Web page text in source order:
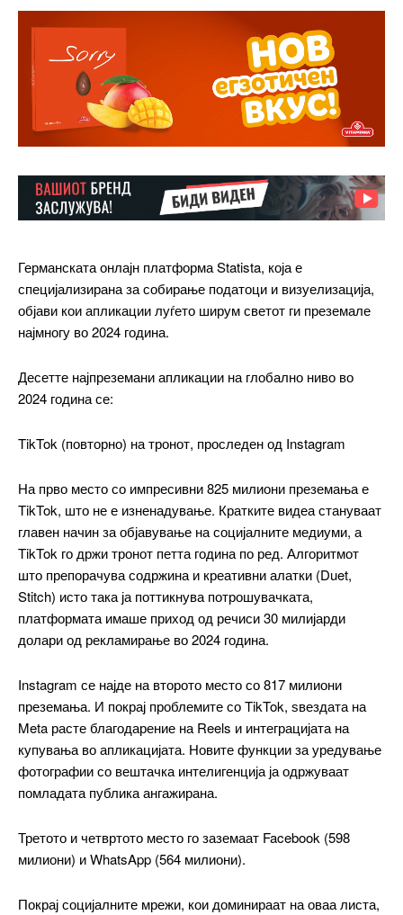
Германската онлајн платформа Statista, која е
специјализирана за собирање податоци и визуелизација,
објави кои апликации луѓето ширум светот ги преземале
најмногу во 2024 година.
Десетте најпреземани апликации на глобално ниво во
2024 година се:
TikTok (повторно) на тронот, проследен од Instagram
На прво место со импресивни 825 милиони преземања е
TikTok, што не е изненадување. Кратките видеа стануваат
главен начин за објавување на социјалните медиуми, а
TikTok го држи тронот петта година по ред. Алгоритмот
што препорачува содржина и креативни алатки (Duet,
Stitch) исто така ја поттикнува потрошувачката,
платформата имаше приход од речиси 30 милијарди
долари од рекламирање во 2024 година.
Instagram се најде на второто место со 817 милиони
преземања. И покрај проблемите со TikTok, ѕвездата на
Meta расте благодарение на Reels и интеграцијата на
купувања во апликацијата. Новите функции за уредување
фотографии со вештачка интелигенција ја одржуваат
помладата публика ангажирана.
Третото и четвртото место го заземаат Facebook (598
милиони) и WhatsApp (564 милиони).
Покрај социјалните мрежи, кои доминираат на оваа листа,